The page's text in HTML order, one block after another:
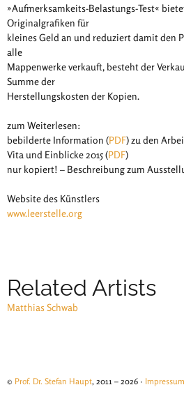
»Aufmerksamkeits-Belastungs-Test«
Originalgrafiken für
kleines Geld an und reduziert damit den
alle
Mappenwerke verkauft, besteht der
Summe der
Herstellungskosten der Kopien.
zum Weiterlesen:
bebilderte Information (PDF) zu den
Vita und Einblicke 2015 (PDF)
nur kopiert! – Beschreibung zum
Website des Künstlers
www.leerstelle.org
Related Artists
Matthias Schwab
© Prof. Dr. Stefan Haupt, 2011 – 2026 · Impressum